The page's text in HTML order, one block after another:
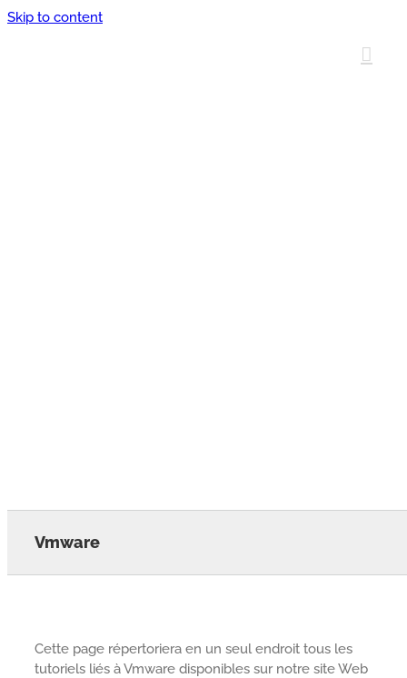
Skip to content
Vmware
Cette page répertoriera en un seul endroit tous les
tutoriels liés à Vmware disponibles sur notre site Web